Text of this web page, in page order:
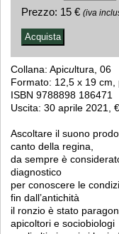
Prezzo: 15 € (iva
Collana: Apicultura, 06
Formato: 12,5 x 19 cm,
ISBN 9788898 186471
Uscita: 30 aprile 2021,
Ascoltare il suono
canto della regina,
da sempre è
diagnostico
per conoscere le
fin dall’antichità
il ronzio è stato
apicoltori e sociobiologi